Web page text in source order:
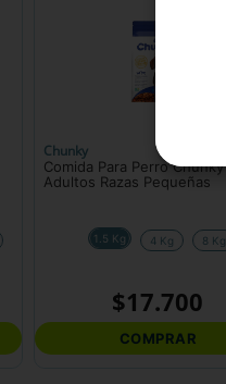
Chunky
Comida Para Perro Chunky
Adultos Razas Pequeñas
1.5 Kg 4 Kg 8 Kg
$17.700
COMPRAR